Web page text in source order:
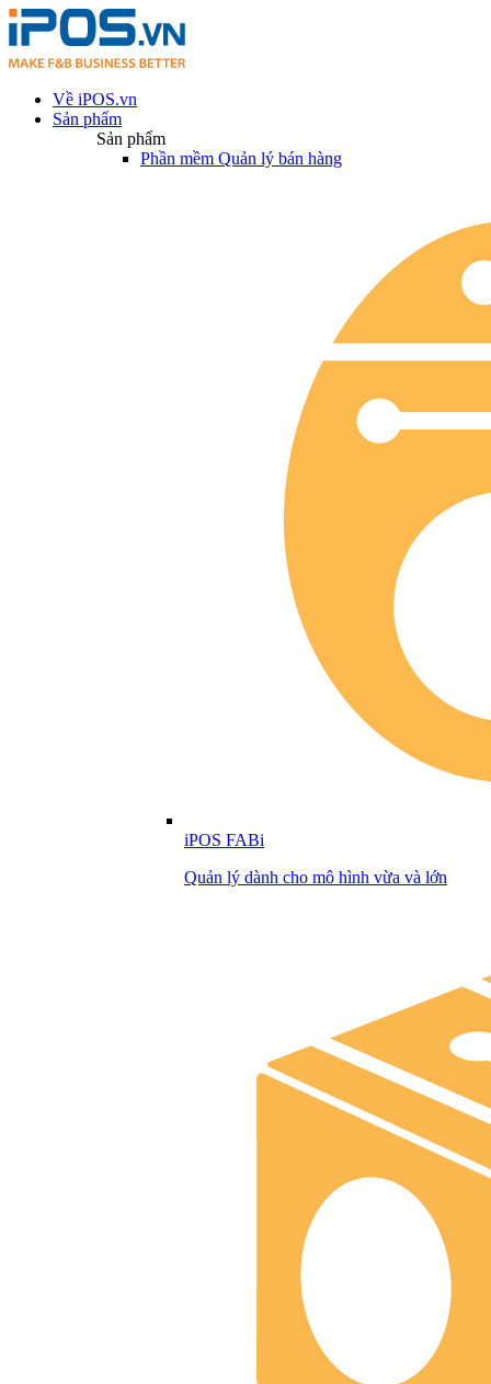
Về iPOS.vn
Sản phẩm
Sản phẩm
Phần mềm Quản lý bán hàng
iPOS FABi
Quản lý dành cho mô hình vừa và lớn